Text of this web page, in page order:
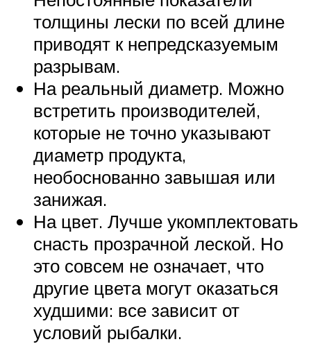
толщины лески по всей длине
приводят к непредсказуемым
разрывам.
На реальный диаметр. Можно
встретить производителей,
которые не точно указывают
диаметр продукта,
необоснованно завышая или
занижая.
На цвет. Лучше укомплектовать
снасть прозрачной леской. Но
это совсем не означает, что
другие цвета могут оказаться
худшими: все зависит от
условий рыбалки.